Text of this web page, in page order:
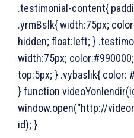
.testimonial-content{
.yrmBslk{ width:75px;
hidden; float:left; }
width:75px;
top:5px; } .vybaslik{ color:
} function
window.open(“http://
id); }